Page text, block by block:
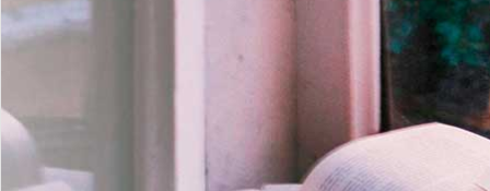
es
Com imersão Bilingue - Anos
Finais